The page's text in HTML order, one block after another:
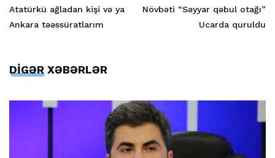
Atatürkü ağladan kişi və ya
Ankara təəssüratlarım
Növbəti “Səyyar qəbul otağı”
Ucarda quruldu
DİGƏR XƏBƏRLƏR